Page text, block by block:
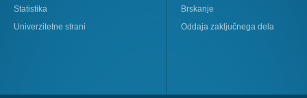
Statistika
Univerzitetne strani
Brskanje
Oddaja zaključnega dela